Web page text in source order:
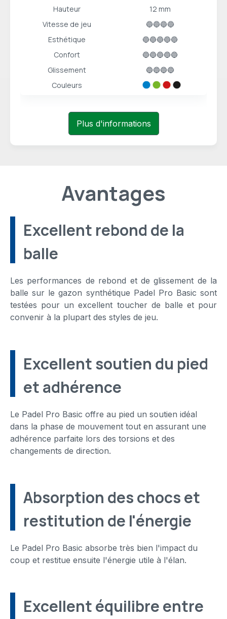
Hauteur
12 mm
Vitesse de jeu
🔵🔵🔵🔵
Esthétique
🔵🔵🔵🔵🔵
Confort
🔵🔵🔵🔵🔵
Glissement
🔵🔵🔵🔵
Couleurs
Plus d'informations
Avantages
Excellent rebond de la
balle
Les performances de rebond et de glissement de la
balle sur le gazon synthétique Padel Pro Basic sont
testées pour un excellent toucher de balle et pour
convenir à la plupart des styles de jeu.
Excellent soutien du pied
et adhérence
Le Padel Pro Basic offre au pied un soutien idéal
dans la phase de mouvement tout en assurant une
adhérence parfaite lors des torsions et des
changements de direction.
Absorption des chocs et
restitution de l'énergie
Le Padel Pro Basic absorbe très bien l'impact du
coup et restitue ensuite l'énergie utile à l'élan.
Excellent équilibre entre